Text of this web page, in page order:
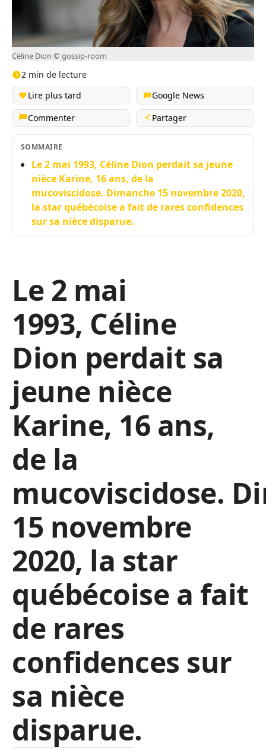
Céline Dion © gossip-room
2 min de lecture
Lire plus tard
Google News
Commenter
Partager
SOMMAIRE
Le 2 mai 1993, Céline Dion perdait sa jeune
nièce Karine, 16 ans, de la
mucoviscidose. Dimanche 15 novembre 2020,
la star québécoise a fait de rares confidences
sur sa nièce disparue.
Le 2 mai
1993, Céline
Dion perdait sa
jeune nièce
Karine, 16 ans,
de la
mucoviscidose.
15 novembre
2020, la star
québécoise a fait
de rares
confidences sur
sa nièce
disparue.